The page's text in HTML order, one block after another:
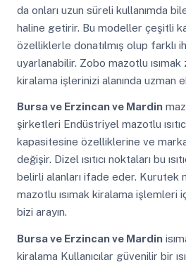
da onları uzun süreli kullanımda
haline getirir. Bu modeller çeşitli
özelliklerle donatılmış olup farklı
uyarlanabilir. Zobo mazotlu ısımak
kiralama işlerinizi alanında uzman
Bursa ve Erzincan ve Mardin
şirketleri Endüstriyel mazotlu
kapasitesine özelliklerine ve
değişir. Dizel ısıtıcı noktaları bu
belirli alanları ifade eder. Kurutek
mazotlu ısımak kiralama işlemleri
bizi arayın.
Bursa ve Erzincan ve Mardin
kiralama Kullanıcılar güvenilir bir